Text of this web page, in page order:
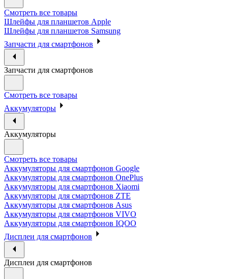
Смотреть все товары
Шлейфы для планшетов Apple
Шлейфы для планшетов Samsung
Запчасти для смартфонов
Запчасти для смартфонов
Смотреть все товары
Аккумуляторы
Аккумуляторы
Смотреть все товары
Аккумуляторы для смартфонов Google
Аккумуляторы для смартфонов OnePlus
Аккумуляторы для смартфонов Xiaomi
Аккумуляторы для смартфонов ZTE
Аккумуляторы для cмартфонов Asus
Аккумуляторы для смартфонов VIVO
Аккумуляторы для смартфонов IQOO
Дисплеи для смартфонов
Дисплеи для смартфонов